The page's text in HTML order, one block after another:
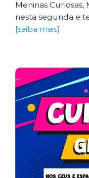
Meninas
nesta segunda e
[saiba mais]